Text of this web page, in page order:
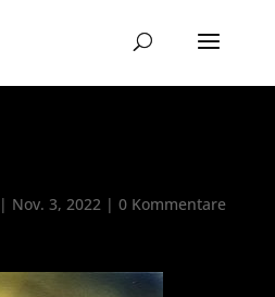
| Nov. 3, 2022| 0 Kommentare